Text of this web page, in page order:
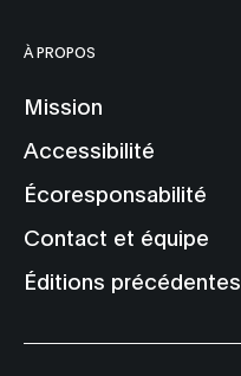
À PROPOS
Mission
Accessibilité
Écoresponsabilité
Contact et équipe
Éditions précédentes